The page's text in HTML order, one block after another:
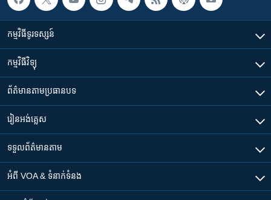
កម្មវិធី​ទូរទស្សន៍
កម្មវិធី​វិទ្យុ
ព័ត៌មាន​តាមប្រធានបទ​
រៀន​​អង់គ្លេស
ទទួល​ព័ត៌មាន​តាម
អំពី​ VOA & ទំនាក់ទំនង